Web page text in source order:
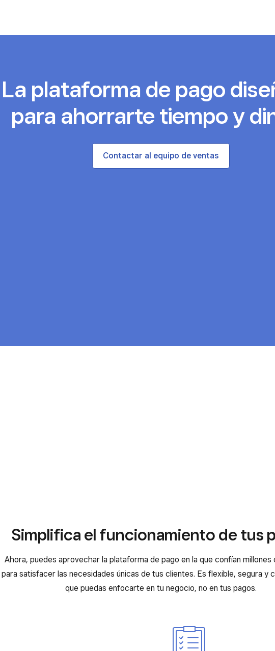
La plataforma de pago
para ahorrarte tiempo y
Contactar al equipo de ventas
Simplifica el funcionamiento de tus
Ahora, puedes aprovechar la plataforma de pago en la que confían millones
para satisfacer las necesidades únicas de tus clientes. Es flexible, segura y
que puedas enfocarte en tu negocio, no en tus pagos.